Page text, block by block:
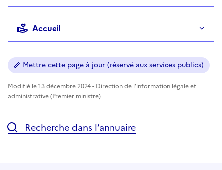
Accueil
Mettre cette page à jour (réservé aux services publics)
Modifié le 13 décembre 2024 - Direction de l'information légale et
administrative (Premier ministre)
Recherche dans l’annuaire